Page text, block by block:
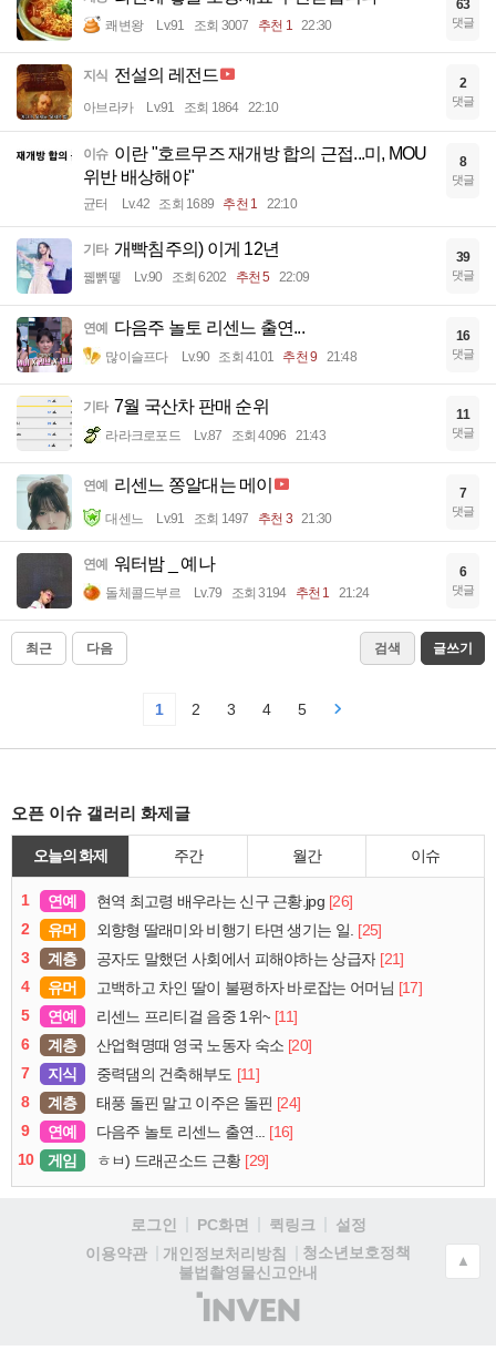
쾌변왕 Lv.91 조회 3007 추천 1 22:30
63
댓글
지식 전설의 레전드
아브라카 Lv.91 조회 1864 22:10
2
댓글
이슈 이란 "호르무즈 재개방 합의 근접...미, MOU
위반 배상해야"
균터 Lv.42 조회 1689 추천 1 22:10
8
댓글
기타 개빡침주의) 이게 12년
꿻뻵뗗 Lv.90 조회 6202 추천 5 22:09
39
댓글
연예 다음주 놀토 리센느 출연...
많이슬프다 Lv.90 조회 4101 추천 9 21:48
16
댓글
기타 7월 국산차 판매 순위
라라크로포드 Lv.87 조회 4096 21:43
11
댓글
연예 리센느 쫑알대는 메이
대센느 Lv.91 조회 1497 추천 3 21:30
7
댓글
연예 워터밤 _ 예나
돌체콜드부르 Lv.79 조회 3194 추천 1 21:24
6
댓글
최근 다음 검색 글쓰기
1 2 3 4 5
오픈 이슈 갤러리 화제글
오늘의 화제 주간 월간 이슈
1 연예 현역 최고령 배우라는 신구 근황.jpg [26]
2
유머 외향형 딸래미와 비행기 타면 생기는 일. [25]
3
계층 공자도 말했던 사회에서 피해야하는 상급자 [21]
4
유머 고백하고 차인 딸이 불평하자 바로잡는 어머님 [17]
5
연예 리센느 프리티걸 음중 1위~ [11]
6
계층 산업혁명때 영국 노동자 숙소 [20]
7
지식 중력댐의 건축해부도 [11]
8
계층 태풍 돌핀 말고 이주은 돌핀 [24]
9
연예 다음주 놀토 리센느 출연...
[16]
10
게임 ㅎㅂ) 드래곤소드 근황 [29]
로그인 PC화면 퀵링크
설정
이용약관
개인정보처리방침
청소년보호정책
불법촬영물신고안내
(주)
인
▲